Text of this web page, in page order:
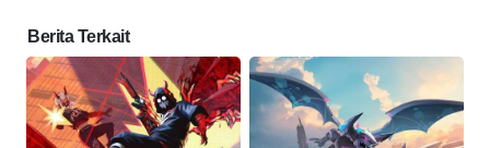
Berita Terkait